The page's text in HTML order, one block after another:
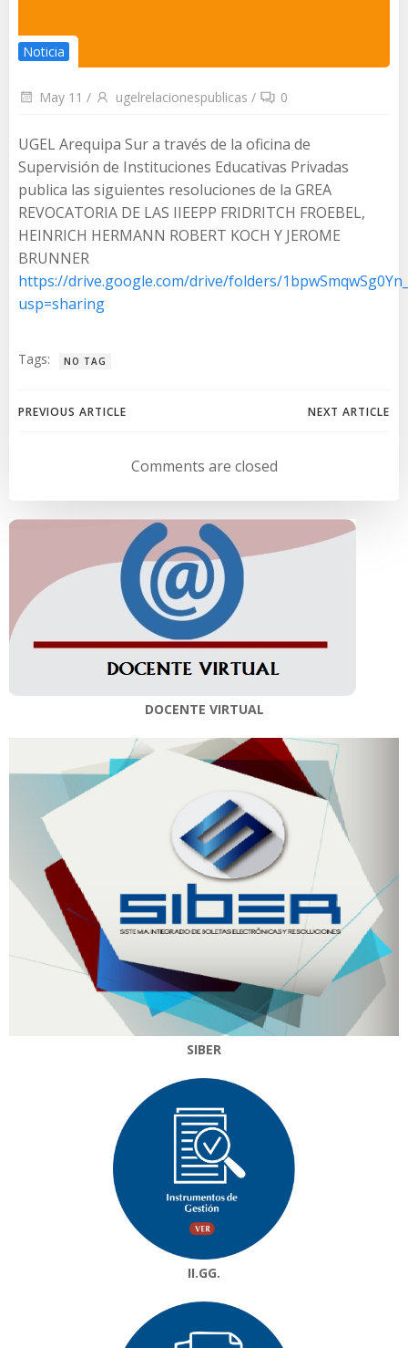
Noticia
May 11 / ugelrelacionespublicas / 0
UGEL Arequipa Sur a través de la oficina de
Supervisión de Instituciones Educativas Privadas
publica las siguientes resoluciones de la GREA
REVOCATORIA DE LAS IIEEPP FRIDRITCH FROEBEL,
HEINRICH HERMANN ROBERT KOCH Y JEROME
BRUNNER
https://drive.google.com/drive/folders/
usp=sharing
Tags: NO TAG
Navegación
entradas
PREVIOUS ARTICLE
Navegación
de
entradas
NEXT ARTICLE
Comments are closed
DOCENTE VIRTUAL
SIBER
II.GG.